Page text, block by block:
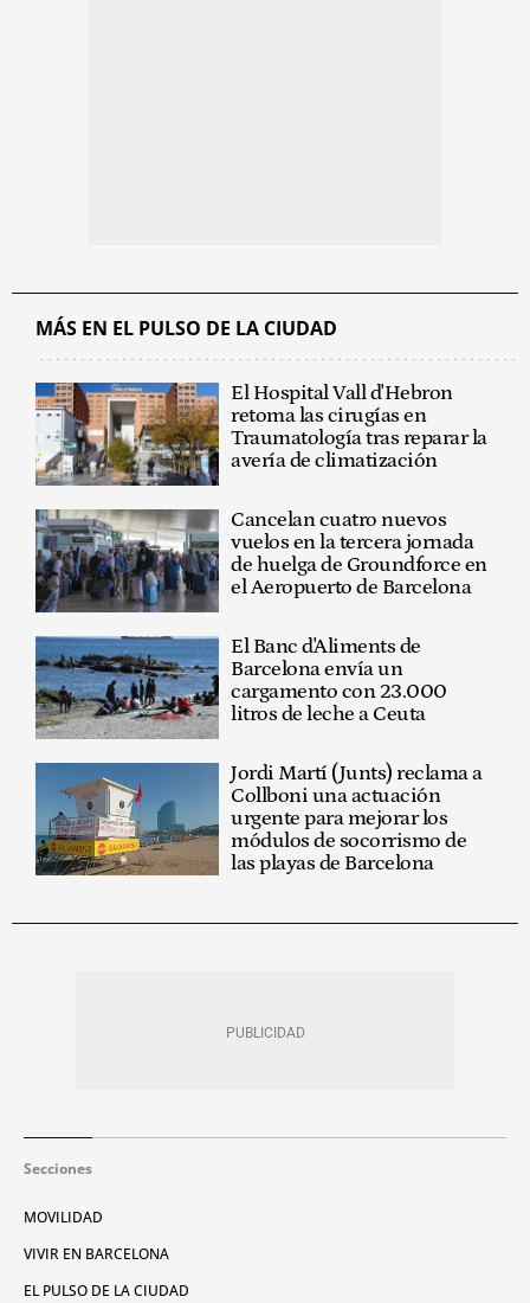
MÁS EN EL PULSO DE LA CIUDAD
El Hospital Vall d'Hebron
retoma las cirugías en
Traumatología tras reparar la
avería de climatización
Cancelan cuatro nuevos
vuelos en la tercera jornada
de huelga de Groundforce en
el Aeropuerto de Barcelona
El Banc d'Aliments de
Barcelona envía un
cargamento con 23.000
litros de leche a Ceuta
Jordi Martí (Junts) reclama a
Collboni una actuación
urgente para mejorar los
módulos de socorrismo de
las playas de Barcelona
Secciones
MOVILIDAD
VIVIR EN BARCELONA
EL PULSO DE LA CIUDAD